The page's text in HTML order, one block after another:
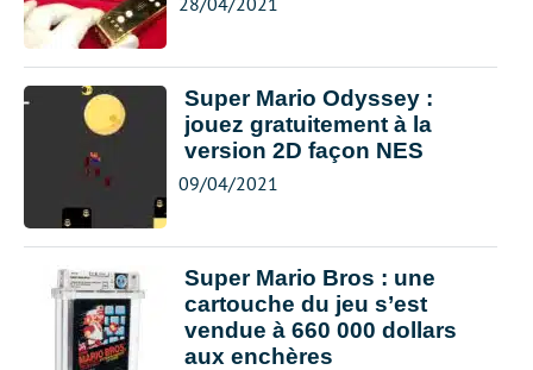
Super Mario Odyssey :
jouez gratuitement à la
version 2D façon NES
09/04/2021
Super Mario Bros : une
cartouche du jeu s’est
vendue à 660 000 dollars
aux enchères